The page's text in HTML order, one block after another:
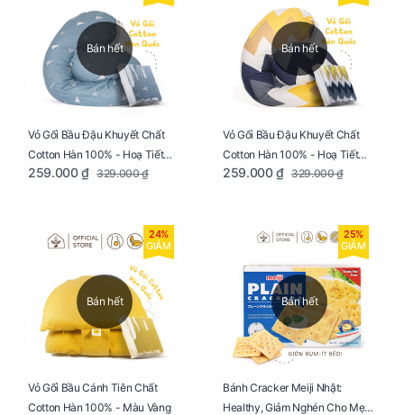
Bán hết
Vỏ Gối Bầu Đậu Khuyết Chất
Cotton Hàn 100% - Hoạ Tiết
Thông Lạnh
259.000 ₫ 329.000 ₫
Bán hết
Vỏ Gối Bầu Đậu Khuyết Chất
Cotton Hàn 100% - Hoạ Tiết
Ziczac
259.000 ₫ 329.000 ₫
Bán hết
24%
GIẢM
Vỏ Gối Bầu Cánh Tiên Chất
Cotton Hàn 100% - Màu Vàng
Bán hết
25%
GIẢM
Bánh Cracker Meiji Nhật:
Healthy, Giảm Nghén Cho Mẹ